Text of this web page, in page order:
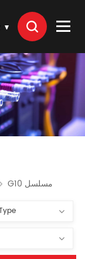
G10 مسلسل